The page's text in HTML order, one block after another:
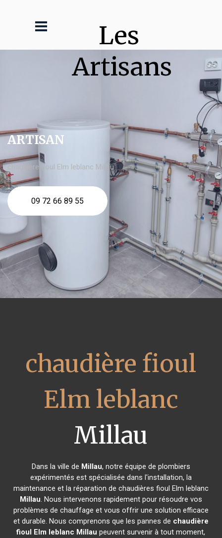
Les
Artisans
ARTISAN
chaudière fioul Elm leblanc Millau
09 72 66 89 55
chaudière fioul
Elm leblanc
Millau
Dans la ville de Millau, notre équipe de plombiers
expérimentés est spécialisée dans l'installation, la
maintenance et la réparation de chaudières fioul Elm leblanc
Millau. Nous intervenons rapidement pour résoudre vos
problèmes de chauffage et vous offrir une solution efficace
et durable. Nous comprenons que les pannes de chaudière
fioul Elm leblanc Millau peuvent survenir à tout moment,